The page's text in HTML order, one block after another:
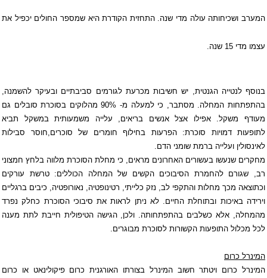
המערב ושכיחותה עולה מדי שנה. התחזית הקודרת היא שמספר החולים יכפיל את
עצמו מדי 15 שנה.
בנוסף לנטייה הגנטית, יש חשיבות מכרעת לגורמים סביבתיים ובעיקר להשמנה,
בהתפתחות המחלה. מסתבר, כי למעלה מ- 90% מהלוקים בסוכרת סובלים גם
מעודף משקל. אפילו אצל אנשים בריאים, עלייה משמעותית במשקל תביא
לתופעות דמויות סוכרת: הפרעות בחילוף חומרים של סוכרים,חוסר סבילות
לאינסולין ועלייה ברמת שומני הדם.
מחקרים שנעשו בעשורים האחרונים מראים, כי מחלת הסוכרת מלווה בלחץ חמצוני
רב, שגורם להחמרת הסיבוכים הקשים של המחלה הכוללים: טרשת עורקים
וכתוצאה מכך מחלות והתקפי לב, נזק כלייתי, רטינופטיה, נאורופטיה, כיבים ברגליים
וירידה באיכות ובתוחלת החיים. לא ניתן לראות את סיבוכי הסוכרת כחלק נפרד
מהמחלה, אלא כשלבים בהתפתחותה. ולכן, הגישה הטיפולית חייבת לתת מענה
לכל מכלול התופעות הקשורות לסוכרת מבוגרים.
המינרל כרום
המינרל כרום ויטתר חשוב המינרל בצורתו האורגנית כרום פיקולינאט או כרום